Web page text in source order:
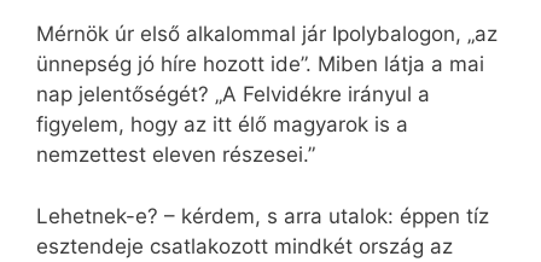
Mérnök úr első alkalommal jár Ipolybalogon, „az
ünnepség jó híre hozott ide”. Miben látja a mai
nap jelentőségét? „A Felvidékre irányul a
figyelem, hogy az itt élő magyarok is a
nemzettest eleven részesei.”
Lehetnek-e? – kérdem, s arra utalok: éppen tíz
esztendeje csatlakozott mindkét ország az